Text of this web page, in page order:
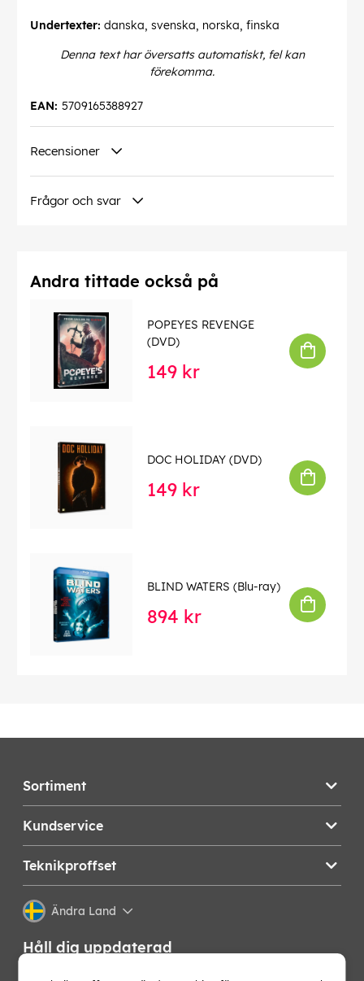
Undertexter: danska, svenska, norska, finska
Denna text har översatts automatiskt, fel kan
förekomma.
5709165388927
EAN:
Recensioner
Frågor och svar
Andra tittade också på
POPEYES REVENGE
(DVD)
149 kr
DOC HOLIDAY (DVD)
149 kr
BLIND WATERS (Blu-ray)
894 kr
Sortiment
Kundservice
Teknikproffset
Ändra Land
Håll dig uppdaterad